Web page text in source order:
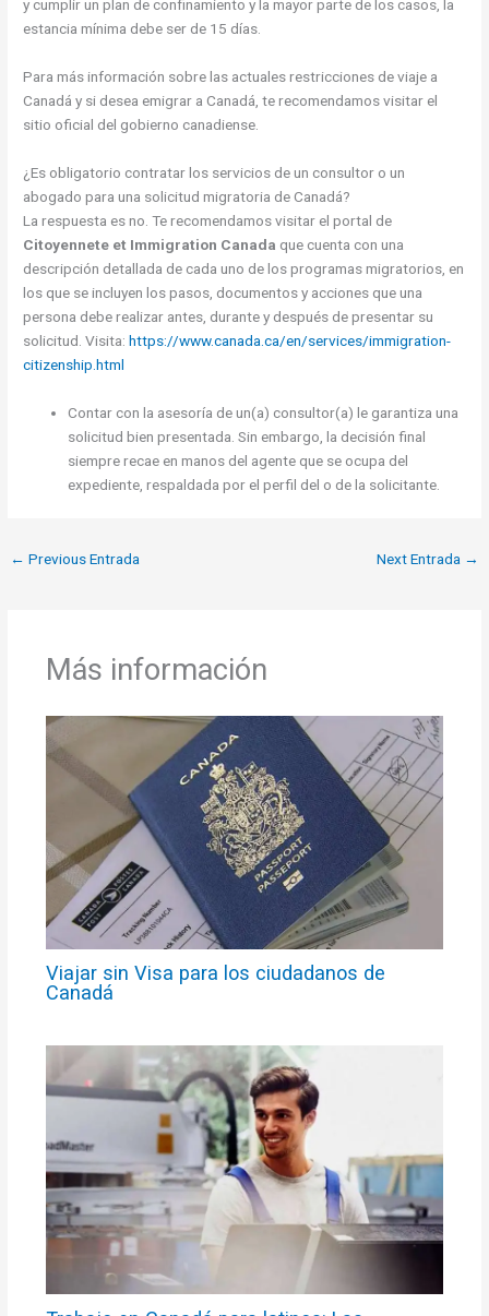
y cumplir un plan de confinamiento y la mayor parte de los casos, la
estancia mínima debe ser de 15 días.
Para más información sobre las actuales restricciones de viaje a
Canadá y si desea emigrar a Canadá, te recomendamos visitar el
sitio oficial del gobierno canadiense.
¿Es obligatorio contratar los servicios de un consultor o un
abogado para una solicitud migratoria de Canadá?
La respuesta es no. Te recomendamos visitar el portal de
Citoyennete et Immigration Canada que cuenta con una
descripción detallada de cada uno de los programas migratorios, en
los que se incluyen los pasos, documentos y acciones que una
persona debe realizar antes, durante y después de presentar su
solicitud. Visita:https://www.canada.ca/en/services/immigration-
citizenship.html
Contar con la asesoría de un(a) consultor(a) le garantiza una
solicitud bien presentada. Sin embargo, la decisión final
siempre recae en manos del agente que se ocupa del
expediente, respaldada por el perfil del o de la solicitante.
← Previous Entrada Next Entrada →
Más información
Viajar sin Visa para los ciudadanos de
Canadá